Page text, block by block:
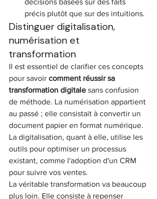
décisions basées sur des faits
précis plutôt que sur des intuitions.
Distinguer digitalisation,
numérisation et
transformation
Il est essentiel de clarifier ces concepts
pour savoir comment réussir sa
transformation digitale sans confusion
de méthode. La numérisation appartient
au passé ; elle consistait à convertir un
document papier en format numérique.
La digitalisation, quant à elle, utilise les
outils pour optimiser un processus
existant, comme l'adoption d'un CRM
pour suivre vos ventes.
La véritable transformation va beaucoup
plus loin. Elle consiste à repenser